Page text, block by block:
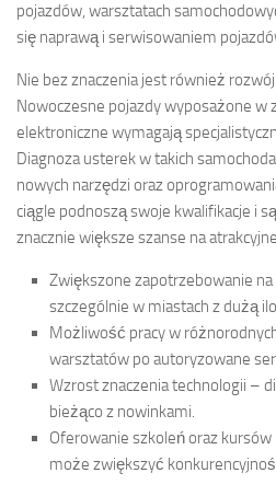
pojazdów, warsztatach
się naprawą i serwisowaniem
Nie bez znaczenia jest również
Nowoczesne pojazdy wyposażone w
elektroniczne wymagają
Diagnoza usterek w takich
nowych narzędzi oraz
ciągle podnoszą swoje kwalifikacje i
znacznie większe szanse na
Zwiększone zapotrzebowanie
szczególnie w miastach z dużą
Możliwość pracy w
warsztatów po autoryzowane
Wzrost znaczenia technologii –
bieżąco z nowinkami.
Oferowanie szkoleń oraz
może zwiększyć